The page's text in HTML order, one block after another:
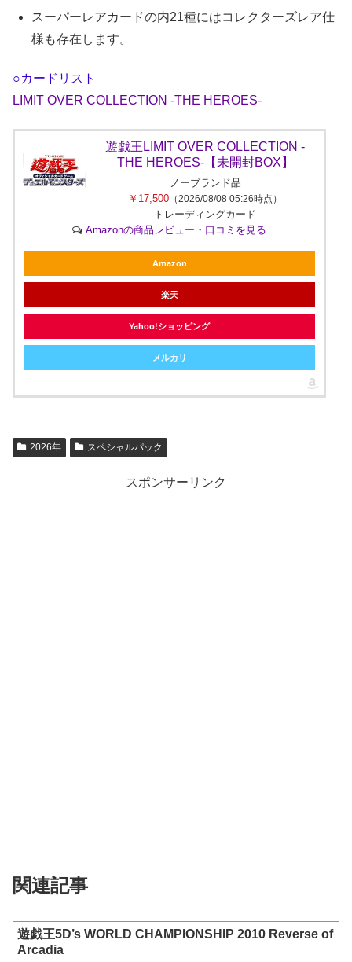
スーパーレアカードの内21種にはコレクターズレア仕
様も存在します。
○カードリスト
LIMIT OVER COLLECTION -THE HEROES-
遊︎︎戯︎王LIMIT OVER COLLECTION -
THE HEROES-【未開封BOX】
ノーブランド品
￥17,500 （2026/08/08 05:26時点）
トレーディングカード
Amazonの商品レビュー・口コミを見る
Amazon
楽天
Yahoo!ショッピング
メルカリ
2026年 スペシャルパック
スポンサーリンク
関連記事
遊戯王5D’s WORLD CHAMPIONSHIP 2010 Reverse of
Arcadia